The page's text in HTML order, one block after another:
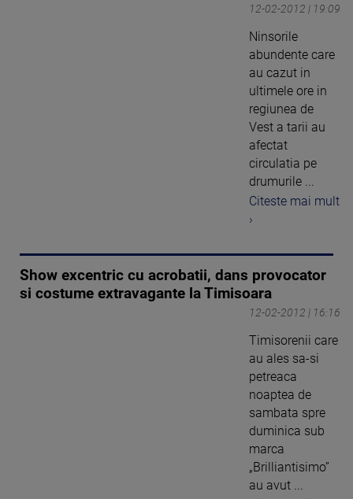
12-02-2012 | 19:09
Ninsorile
abundente care
au cazut in
ultimele ore in
regiunea de
Vest a tarii au
afectat
circulatia pe
drumurile ...
Citeste mai mult
›
Show excentric cu acrobatii, dans provocator
si costume extravagante la Timisoara
12-02-2012 | 16:16
Timisorenii care
au ales sa-si
petreaca
noaptea de
sambata spre
duminica sub
marca
„Brilliantisimo”
au avut ...